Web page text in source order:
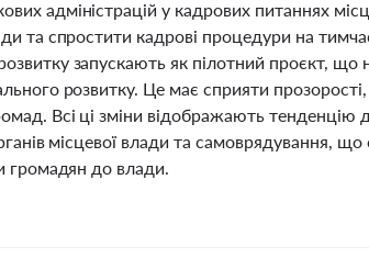
адміністрацій у кадрових питаннях
та спростити кадрові процедури на
запускають як пілотний проєкт, що
розвитку. Це має сприяти
Всі ці зміни відображають тенденцію
місцевої влади та самоврядування,
громадян до влади.